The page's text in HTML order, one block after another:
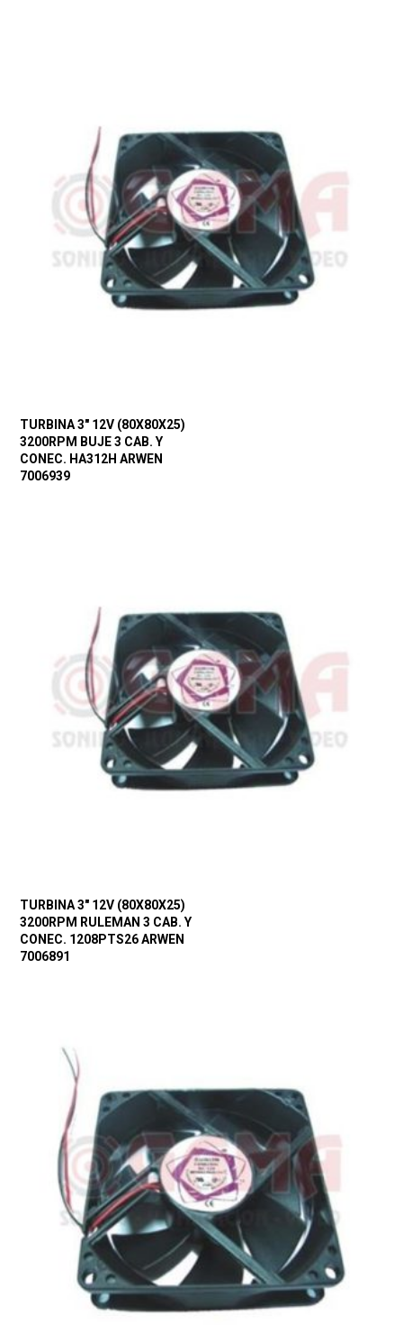
TURBINA 3″ 12V (80X80X25)
3200RPM BUJE 3 CAB. Y
CONEC. HA312H ARWEN
7006939
TURBINA 3″ 12V (80X80X25)
3200RPM RULEMAN 3 CAB. Y
CONEC. 1208PTS26 ARWEN
7006891